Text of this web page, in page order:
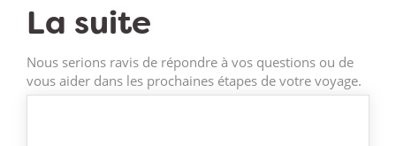
La suite
Nous serions ravis de répondre à vos questions ou de
vous aider dans les prochaines étapes de votre voyage.